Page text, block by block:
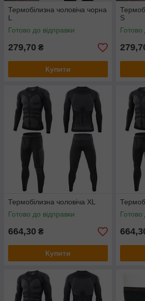
Термобілизна чоловіча чорна
L
Готово до відправки
279,70 ₴
Купити
S
Готово
Термобілизна чоловіча XL
Готово до відправки
664,30 ₴
Купити
Готово